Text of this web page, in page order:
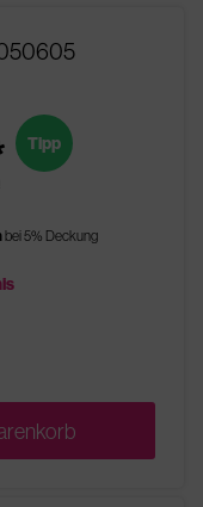
Tipp
bei 5% Deckung